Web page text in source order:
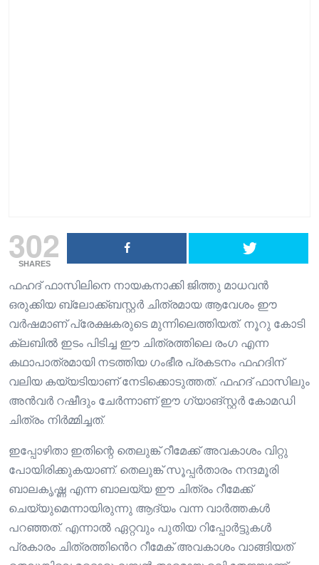
302
SHARES
ഫഹദ് ഫാസിലിനെ നായകനാക്കി ജിത്തു മാധവൻ
ഒരുക്കിയ ബ്ലോക്ക്ബസ്റ്റർ ചിത്രമായ ആവേശം ഈ
വർഷമാണ് പ്രേക്ഷകരുടെ മുന്നിലെത്തിയത്. നൂറു കോടി
ക്ലബിൽ ഇടം പിടിച്ച ഈ ചിത്രത്തിലെ രംഗ എന്ന
കഥാപാത്രമായി നടത്തിയ ഗംഭീര പ്രകടനം ഫഹദിന്
വലിയ കയ്യടിയാണ് നേടിക്കൊടുത്തത്. ഫഹദ് ഫാസിലും
അൻവർ റഷീദും ചേർന്നാണ് ഈ ഗ്യാങ്സ്റ്റർ കോമഡി
ചിത്രം നിർമ്മിച്ചത്.
ഇപ്പോഴിതാ ഇതിന്റെ തെലുങ്ക് റീമേക്ക് അവകാശം വിറ്റു
പോയിരിക്കുകയാണ്. തെലുങ്ക് സൂപ്പർതാരം നന്ദമൂരി
ബാലകൃഷ്ണ എന്ന ബാലയ്യ ഈ ചിത്രം റീമേക്ക്
ചെയ്യുമെന്നായിരുന്നു ആദ്യം വന്ന വാർത്തകൾ
പറഞ്ഞത്. എന്നാൽ ഏറ്റവും പുതിയ റിപ്പോർട്ടുകൾ
പ്രകാരം ചിത്രത്തിൻെറ റീമേക് അവകാശം വാങ്ങിയത്